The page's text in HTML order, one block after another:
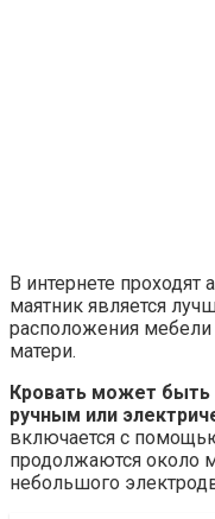
В интернете проходят
маятник является
расположения мебели
матери.
Кровать может
ручным или
включается с
продолжаются около
небольшого